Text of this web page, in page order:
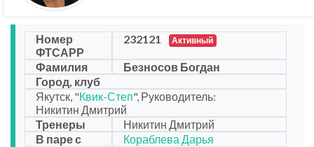
Номер
ФТСАРР
232121 Активный
Фамилия
Безносов Богдан
Город, клуб
Якутск, "Квик-Степ", Руководитель:
Никитин Дмитрий
Тренеры
Никитин Дмитрий
В паре с
Кораблева Дарья